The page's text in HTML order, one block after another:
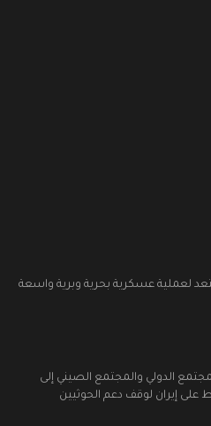
لعملية عسكرية بحرية وبرية واسعة
الدولي والمجتمع الصيني إلى
إيران لوقف دعم الحوثيين